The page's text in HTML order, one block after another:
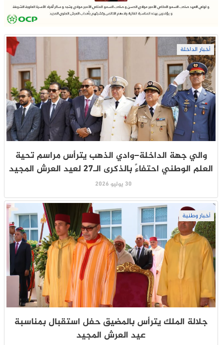
أخبار الداخلة
والي جهة الداخلة–وادي الذهب يترأس مراسم تحية
العلم الوطني احتفاءً بالذكرى الـ27 لعيد العرش المجيد
30 يوليو 2026
أخبار وطنية
جلالة الملك يترأس بالمضيق حفل استقبال بمناسبة
عيد العرش المجيد